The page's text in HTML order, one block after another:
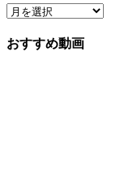
おすすめ動画